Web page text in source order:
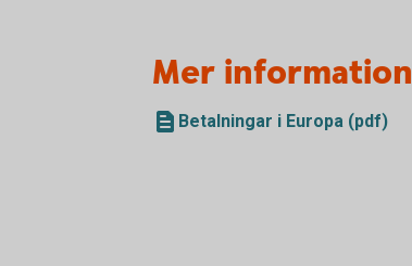
Mer information
Betalningar i Europa (pdf)